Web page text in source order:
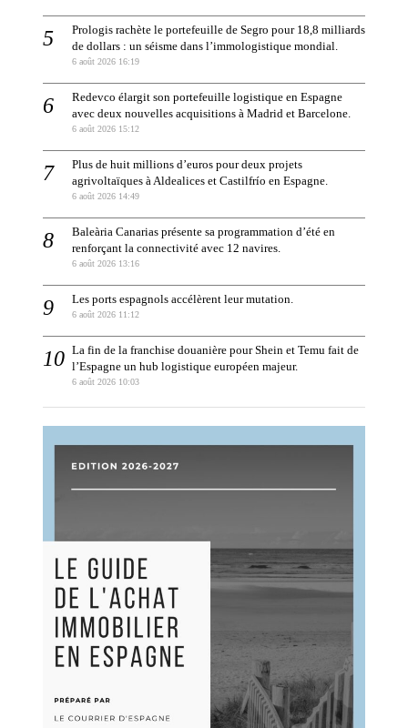
Prologis rachète le portefeuille de Segro pour 18,8 milliards
de dollars : un séisme dans l’immologistique mondial.
6 août 2026 16:19
Redevco élargit son portefeuille logistique en Espagne
avec deux nouvelles acquisitions à Madrid et Barcelone.
6 août 2026 15:12
Plus de huit millions d’euros pour deux projets
agrivoltaïques à Aldealices et Castilfrío en Espagne.
6 août 2026 14:49
Baleària Canarias présente sa programmation d’été en
renforçant la connectivité avec 12 navires.
6 août 2026 13:16
Les ports espagnols accélèrent leur mutation.
6 août 2026 11:12
La fin de la franchise douanière pour Shein et Temu fait de
l’Espagne un hub logistique européen majeur.
6 août 2026 10:03